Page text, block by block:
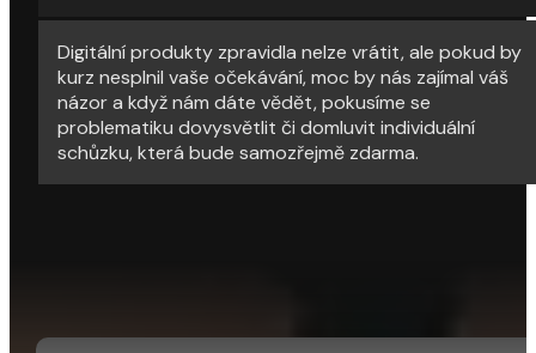
Digitální produkty zpravidla nelze vrátit, ale pokud by
kurz nesplnil vaše očekávání, moc by nás zajímal váš
názor a když nám dáte vědět, pokusíme se
problematiku dovysvětlit či domluvit individuální
schůzku, která bude samozřejmě zdarma.